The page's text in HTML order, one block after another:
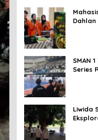
SMAN
Series
Liwida